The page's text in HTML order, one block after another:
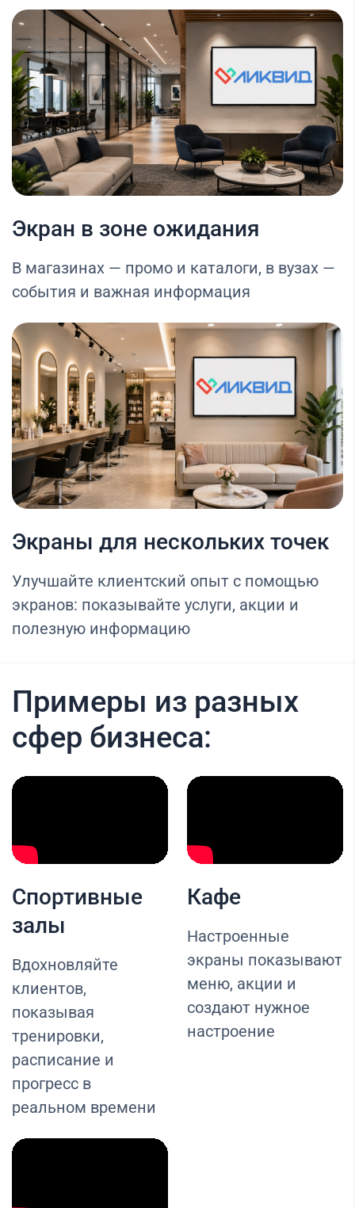
Экран в зоне ожидания
В магазинах — промо и каталоги, в вузах —
события и важная информация
Экраны для нескольких точек
Улучшайте клиентский опыт с помощью
экранов: показывайте услуги, акции и
полезную информацию
Примеры из разных
сфер бизнеса:
Спортивные
залы
Вдохновляйте
клиентов,
показывая
тренировки,
расписание и
прогресс в
реальном времени
Кафе
Настроенные
экраны показывают
меню, акции и
создают нужное
настроение